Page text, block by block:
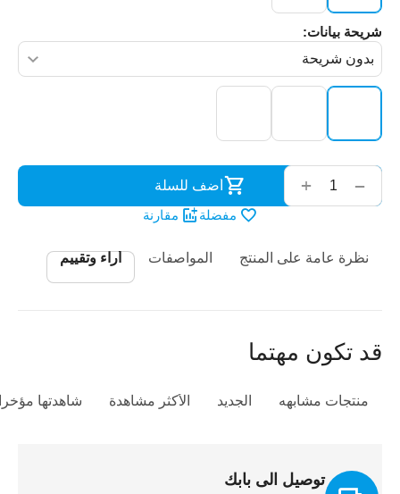
شريحة بيانات:
أضف للسلة
مفضلة
مقارنة
نظرة عامة على المنتج المواصفات أراء وتقييم
قد تكون مهتما
منتجات مشابهه الجديد الأكثر مشاهدة شاهدتها مؤخرا
توصيل الى بابك